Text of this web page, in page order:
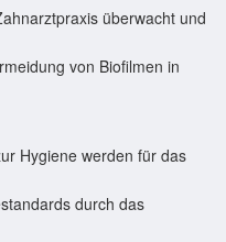
überwacht und
von Biofilmen in
Hygiene werden für das
durch das